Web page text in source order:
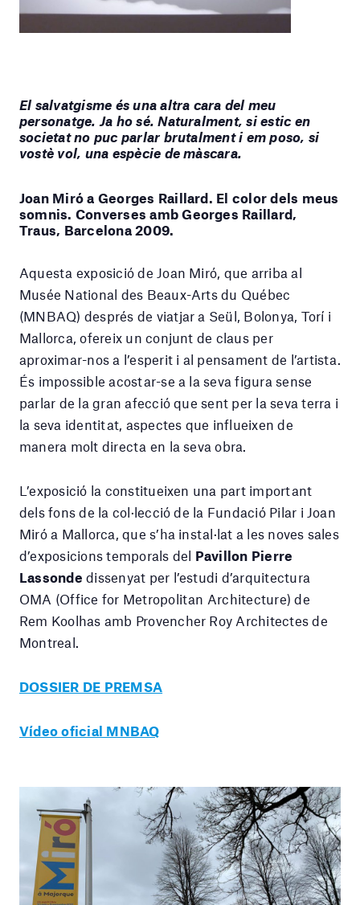
El salvatgisme és una altra cara del meu
personatge. Ja ho sé. Naturalment, si estic en
societat no puc parlar brutalment i em poso, si
vostè vol, una espècie de màscara.
Joan Miró a Georges Raillard. El color dels meus
somnis. Converses amb Georges Raillard,
Traus, Barcelona 2009.
Aquesta exposició de Joan Miró, que arriba al
Musée National des Beaux-Arts du Québec
(MNBAQ) després de viatjar a Seül, Bolonya, Torí i
Mallorca, ofereix un conjunt de claus per
aproximar-nos a l’esperit i al pensament de l’artista.
És impossible acostar-se a la seva figura sense
parlar de la gran afecció que sent per la seva terra i
la seva identitat, aspectes que influeixen de
manera molt directa en la seva obra.
L’exposició la constitueixen una part important
dels fons de la col·lecció de la Fundació Pilar i Joan
Miró a Mallorca, que s’ha instal·lat a les noves sales
d’exposicions temporals del Pavillon Pierre
Lassonde dissenyat per l’estudi d’arquitectura
OMA (Office for Metropolitan Architecture) de
Rem Koolhas amb Provencher Roy Architectes de
Montreal.
DOSSIER DE PREMSA
Vídeo oficial MNBAQ